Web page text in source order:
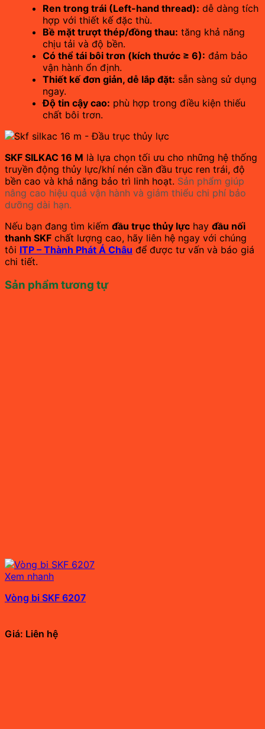
Ren trong trái (Left-hand thread): dễ dàng tích
hợp với thiết kế đặc thù.
Bề mặt trượt thép/đồng thau: tăng khả năng
chịu tải và độ bền.
Có thể tái bôi trơn (kích thước ≥ 6): đảm bảo
vận hành ổn định.
Thiết kế đơn giản, dễ lắp đặt: sẵn sàng sử dụng
ngay.
Độ tin cậy cao: phù hợp trong điều kiện thiếu
chất bôi trơn.
SKF SILKAC 16 M là lựa chọn tối ưu cho những hệ thống
truyền động thủy lực/khí nén cần đầu trục ren trái, độ
bền cao và khả năng bảo trì linh hoạt. Sản phẩm giúp
nâng cao hiệu quả vận hành và giảm thiểu chi phí bảo
dưỡng dài hạn.
Nếu bạn đang tìm kiếm đầu trục thủy lực hay đầu nối
thanh SKF chất lượng cao, hãy liên hệ ngay với chúng
tôi ITP – Thành Phát Á Châu để được tư vấn và báo giá
chi tiết.
Sản phẩm tương tự
Xem nhanh
Vòng bi SKF 6207
Giá: Liên hệ